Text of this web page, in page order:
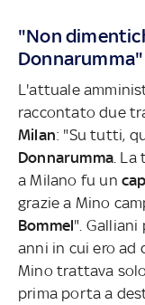
"Non
Donnarumma"
L'attuale
raccontato due
Milan: "Su tutti,
Donnarumma .
a Milano fu un
grazie a Mino
Bommel".
anni in cui ero ad
Mino trattava
prima porta a